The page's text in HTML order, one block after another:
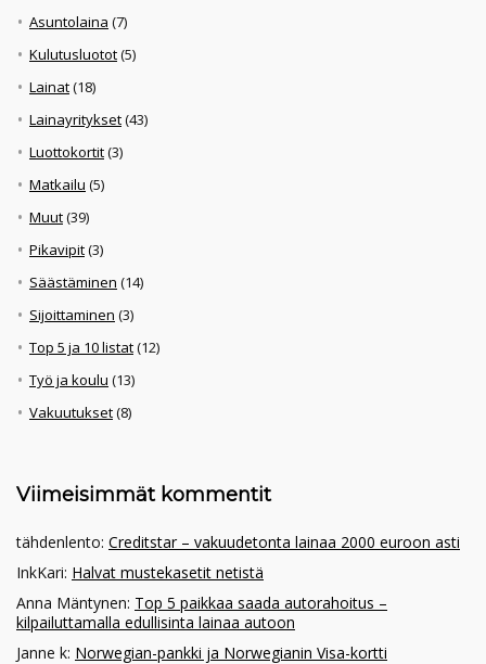
Asuntolaina (7)
Kulutusluotot(5)
Lainat(18)
Lainayritykset(43)
Luottokortit(3)
Matkailu (5)
Muut(39)
Pikavipit(3)
Säästäminen (14)
Sijoittaminen (3)
Top 5 ja 10 listat(12)
Työ ja koulu (13)
Vakuutukset(8)
Viimeisimmät kommentit
tähdenlento: Creditstar – vakuudetonta lainaa 2000 euroon asti
InkKari: Halvat mustekasetit netistä
Anna Mäntynen: Top 5 paikkaa saada autorahoitus –
kilpailuttamalla edullisinta lainaa autoon
Janne k: Norwegian-pankki ja Norwegianin Visa-kortti